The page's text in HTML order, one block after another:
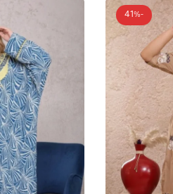
-41%